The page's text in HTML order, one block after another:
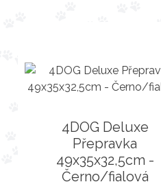
4DOG Deluxe
Přepravka
49x35x32,5cm -
Černo/fialová